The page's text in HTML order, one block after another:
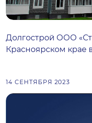
Долгострой ООО
Красноярском крае
14 СЕНТЯБРЯ 2023